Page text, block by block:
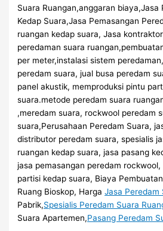
Suara Ruangan,anggaran biaya,Jasa
Kedap Suara,Jasa Pemasangan
ruangan kedap suara, Jasa
peredaman suara
per meter,instalasi sistem
peredam suara, jual busa peredam
panel akustik, memproduksi pintu
suara.metode peredam suara
,meredam suara, rockwool peredam
suara,Perusahaan Peredam Suara,
distributor peredam suara, spesialis
ruangan kedap suara, jasa pasang
jasa pemasangan peredam
partisi kedap suara, Biaya
Ruang Bioskop, HargaJasa Peredam
Pabrik,Spesialis Peredam Suara
Suara Apartemen,Pasang Peredam